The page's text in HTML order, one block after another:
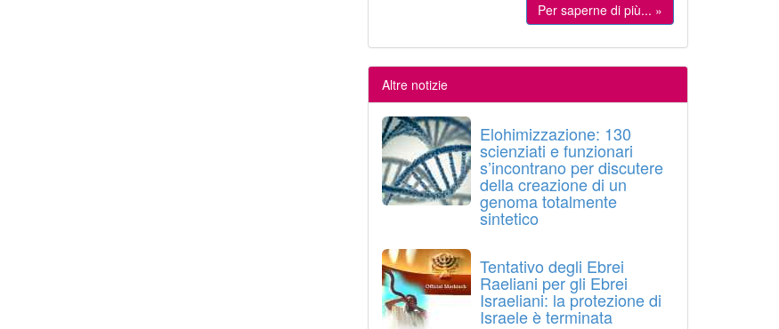
Per saperne di più... »
Altre notizie
Elohimizzazione: 130
scienziati e funzionari
s’incontrano per discutere
della creazione di un
genoma totalmente
sintetico
Tentativo degli Ebrei
Raeliani per gli Ebrei
Israeliani: la protezione di
Israele è terminata